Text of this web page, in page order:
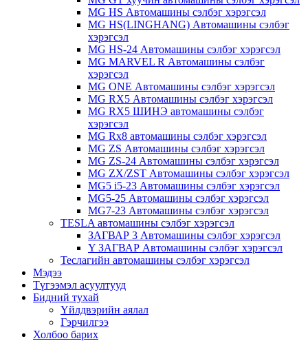
MG HS Автомашины сэлбэг хэрэгсэл
MG HS(LINGHANG) Автомашины сэлбэг
хэрэгсэл
MG HS-24 Автомашины сэлбэг хэрэгсэл
MG MARVEL R Автомашины сэлбэг
хэрэгсэл
MG ONE Автомашины сэлбэг хэрэгсэл
MG RX5 Автомашины сэлбэг хэрэгсэл
MG RX5 ШИНЭ автомашины сэлбэг
хэрэгсэл
MG Rx8 автомашины сэлбэг хэрэгсэл
MG ZS Автомашины сэлбэг хэрэгсэл
MG ZS-24 Автомашины сэлбэг хэрэгсэл
MG ZX/ZST Автомашины сэлбэг хэрэгсэл
MG5 i5-23 Автомашины сэлбэг хэрэгсэл
MG5-25 Автомашины сэлбэг хэрэгсэл
MG7-23 Автомашины сэлбэг хэрэгсэл
TESLA автомашины сэлбэг хэрэгсэл
ЗАГВАР 3 Автомашины сэлбэг хэрэгсэл
Y ЗАГВАР Автомашины сэлбэг хэрэгсэл
Теслагийн автомашины сэлбэг хэрэгсэл
Мэдээ
Түгээмэл асуултууд
Бидний тухай
Үйлдвэрийн аялал
Гэрчилгээ
Холбоо барих